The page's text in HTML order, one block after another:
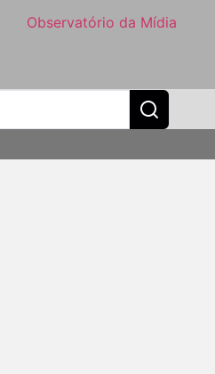
Observatório da Mídia